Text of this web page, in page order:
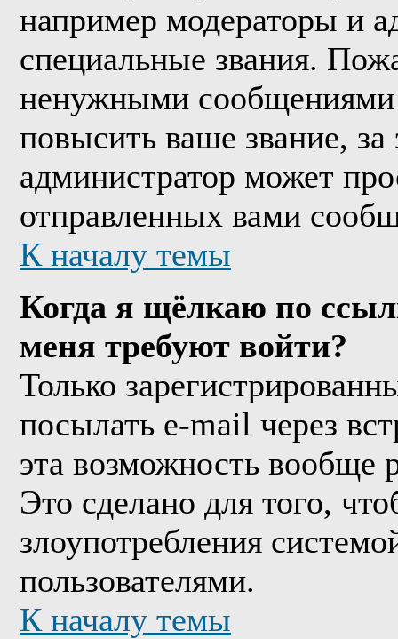
например модераторы и
специальные звания.
ненужными сообщениями
повысить ваше звание, за
администратор может
отправленных вами
К началу темы
Когда я щёлкаю по
меня требуют войти?
Только
посылать e-mail через
эта возможность вообще
Это сделано для того,
злоупотребления
пользователями.
К началу темы